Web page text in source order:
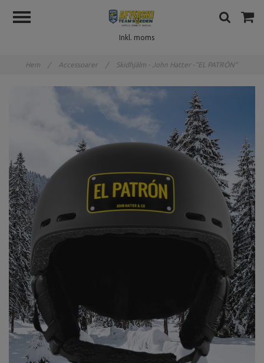
Inkl. moms
Hem / Accessoarer / Skidhjälm - John Hatter -”EL PATRÓN”